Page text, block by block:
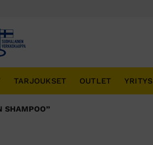
TARJOUKSET OUTLET YRITYS
SHAMPOO”